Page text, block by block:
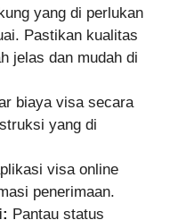
yang di perlukan
Pastikan kualitas
jelas dan mudah di
biaya visa secara
yang di
visa online
penerimaan.
Pantau status